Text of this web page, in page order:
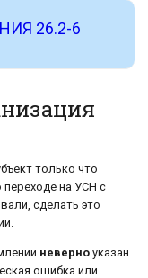
26.2-6
только что
переходе на УСН с
сделать это
неверно указан
ошибка или